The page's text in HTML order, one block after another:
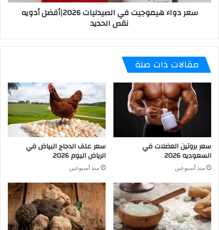
سعر دواء هيموجيت في الصيدليات 2026|أفضل أدويه
نقص الحديد
مقالات ذات صلة
سعر بروتين العضلات في
السعوديه 2026
منذ أسبوعين
سعر علف الدجاج البياض في
الرياض اليوم 2026
منذ أسبوعين